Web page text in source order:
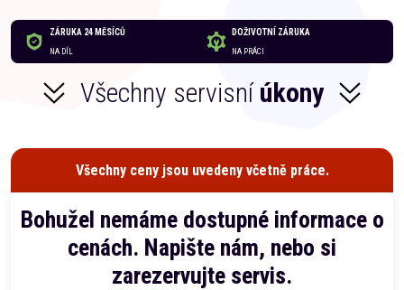
ZÁRUKA 24 MĚSÍCŮ
NA DÍL
DOŽIVOTNÍ ZÁRUKA
NA PRÁCI
Všechny servisní úkony
Všechny ceny jsou uvedeny včetně práce.
Bohužel nemáme dostupné informace o
cenách. Napište nám, nebo si
zarezervujte servis.